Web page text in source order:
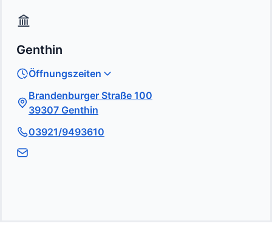
Genthin
Öffnungszeiten
Brandenburger Straße 100
39307 Genthin
03921/9493610